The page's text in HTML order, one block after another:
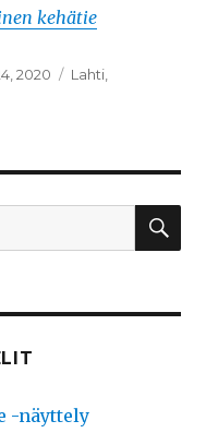
kehätie
2020 Kategoriat
Lahti,
-näyttely